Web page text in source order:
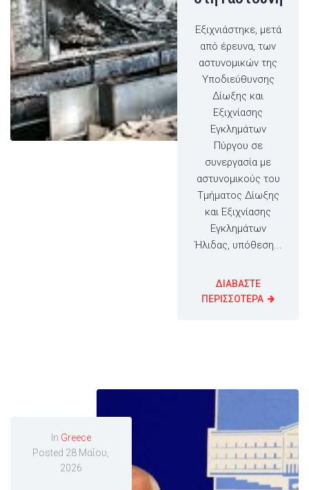
Εξιχνιάστηκε, μετά
από έρευνα, των
αστυνομικών της
Υποδιεύθυνσης
Δίωξης και
Εξιχνίασης
Εγκλημάτων
Πύργου σε
συνεργασία με
αστυνομικούς του
Τμήματος Δίωξης
και Εξιχνίασης
Εγκλημάτων
Ήλιδας, υπόθεση...
ΔΙΑΒΑΣΤΕ
ΠΕΡΙΣΣΟΤΕΡΑ
In Greece
Posted 28 Μαΐου,
2026